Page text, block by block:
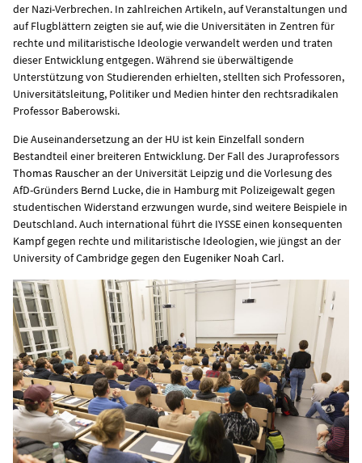
der Nazi-Verbrechen. In zahlreichen Artikeln, auf Veranstaltungen und
auf Flugblättern zeigten sie auf, wie die Universitäten in Zentren für
rechte und militaristische Ideologie verwandelt werden und traten
dieser Entwicklung entgegen. Während sie überwältigende
Unterstützung von Studierenden erhielten, stellten sich Professoren,
Universitätsleitung, Politiker und Medien hinter den rechtsradikalen
Professor Baberowski.
Die Auseinandersetzung an der HU ist kein Einzelfall sondern
Bestandteil einer breiteren Entwicklung. Der Fall des Juraprofessors
Thomas Rauscheran der Universität Leipzig und die Vorlesung des
AfD-Gründers Bernd Lucke, die in Hamburg mit Polizeigewalt gegen
studentischen Widerstand erzwungen wurde, sind weitere Beispiele in
Deutschland. Auch international führt die IYSSE einen konsequenten
Kampf gegen rechte und militaristische Ideologien, wie jüngst an der
University of Cambridge gegen den Eugeniker Noah Carl.